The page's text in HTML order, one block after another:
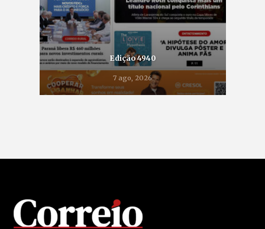
Edição 4940
7 ago, 2026